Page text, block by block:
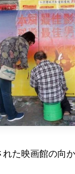
れた映画館の向